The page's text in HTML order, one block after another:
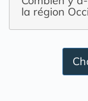
la région